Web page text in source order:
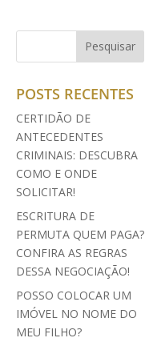
POSTS RECENTES
CERTIDÃO DE
ANTECEDENTES
CRIMINAIS: DESCUBRA
COMO E ONDE
SOLICITAR!
ESCRITURA DE
PERMUTA QUEM PAGA?
CONFIRA AS REGRAS
DESSA NEGOCIAÇÃO!
POSSO COLOCAR UM
IMÓVEL NO NOME DO
MEU FILHO?